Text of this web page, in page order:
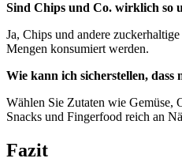
Sind Chips und Co. wirklich so
Ja, Chips und andere
Mengen konsumiert werden.
Wie kann ich sicherstellen, dass
Wählen Sie Zutaten wie Gemüse,
Snacks und Fingerfood reich an
Fazit